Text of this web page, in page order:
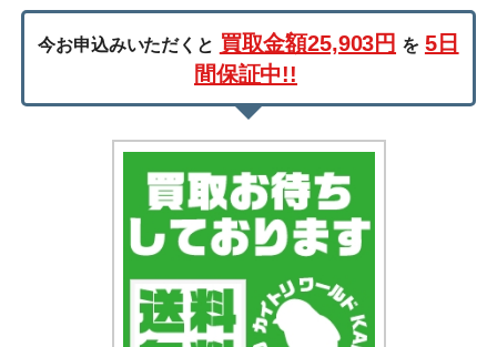
今お申込みいただくと 買取金額25,903円 を 5日
間保証中!!